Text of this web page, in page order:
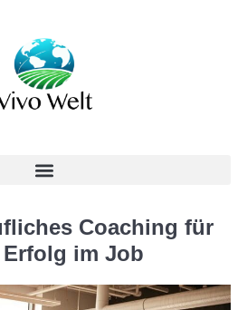
Coaching für
Erfolg im Job